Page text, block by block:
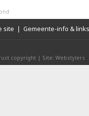
site | Gemeente-info & links
copyright | Site: Webstylers